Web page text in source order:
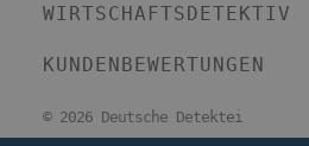
WIRTSCHAFTSDETEKTIV
KUNDENBEWERTUNGEN
© 2026 Deutsche Detektei